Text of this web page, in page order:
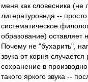
меня как словесника (не
литературоведа --
систематическое
образование) оставляет
Почему не "бухарить",
звука от корня
сохранение в
такого яркого звука --